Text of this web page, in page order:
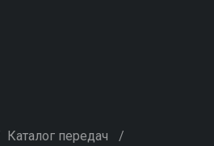
Каталог передач /